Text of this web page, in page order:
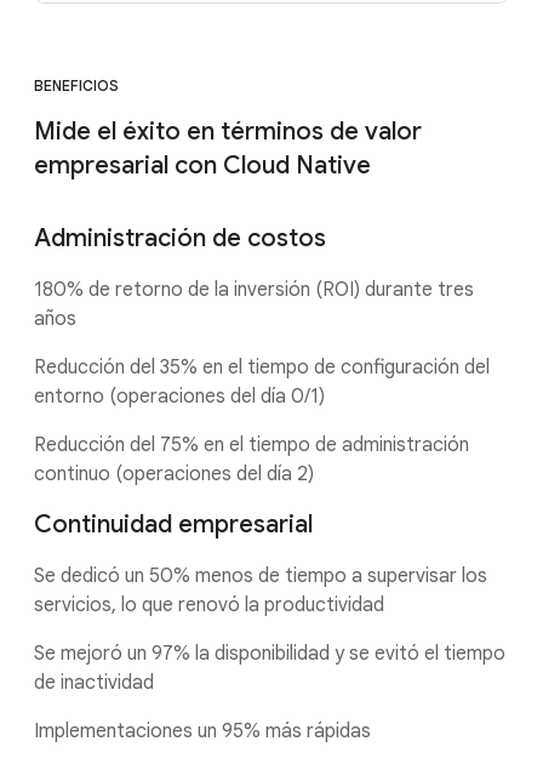
BENEFICIOS
Mide el éxito en términos de valor
empresarial con Cloud Native
Administración de costos
180% de retorno de la inversión (ROI) durante tres
años
Reducción del 35% en el tiempo de configuración del
entorno (operaciones del día 0/1)
Reducción del 75% en el tiempo de administración
continuo (operaciones del día 2)
Continuidad empresarial
Se dedicó un 50% menos de tiempo a supervisar los
servicios, lo que renovó la productividad
Se mejoró un 97% la disponibilidad y se evitó el tiempo
de inactividad
Implementaciones un 95% más rápidas